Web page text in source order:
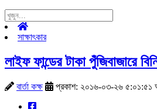
সাক্ষাৎকার
লাইফ ফান্ডের টাকা পুঁজিবাজারে
বার্তা কক্ষ প্রকাশ: ২০১৬-০৩-২৬ ৫:০১:৫১